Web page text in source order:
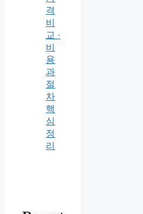
격
비
교 ·
비
용
과
절
차
핵
심
정
리